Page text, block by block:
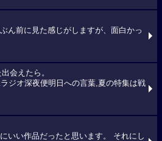
ん前に見た感じがしますが、面白かっ
会えたら。
ラジオ深夜便明日への言葉,夏の特集は戦
いい作品だったと思います。 それにし